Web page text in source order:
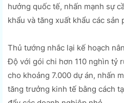
hưởng quốc tế, nhấn mạnh sự
khẩu và tăng xuất khẩu các sản
Thủ tướng nhắc lại kế hoạch
Độ với gói chi hơn 110 nghìn tỷ
cho khoảng 7.000 dự án, nhấn
tăng trưởng kinh tế bằng cách